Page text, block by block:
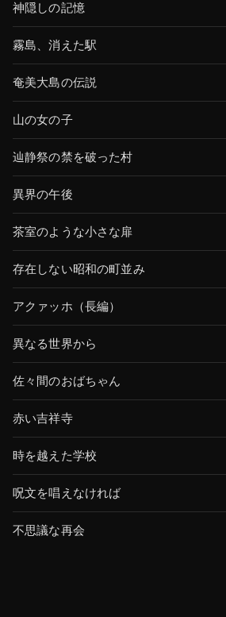
神隠しの記憶
霧島、消えた駅
奄美大島の伝説
山の女の子
辿静祭の禁を破った村
異界の午後
茶室のような小さな扉
存在しない昭和の町並み
アクァッホ（長編）
異なる世界から
佐々間のおばちゃん
赤い吉祥寺
時を越えた学校
呪文を唱えなければ
不思議な再会